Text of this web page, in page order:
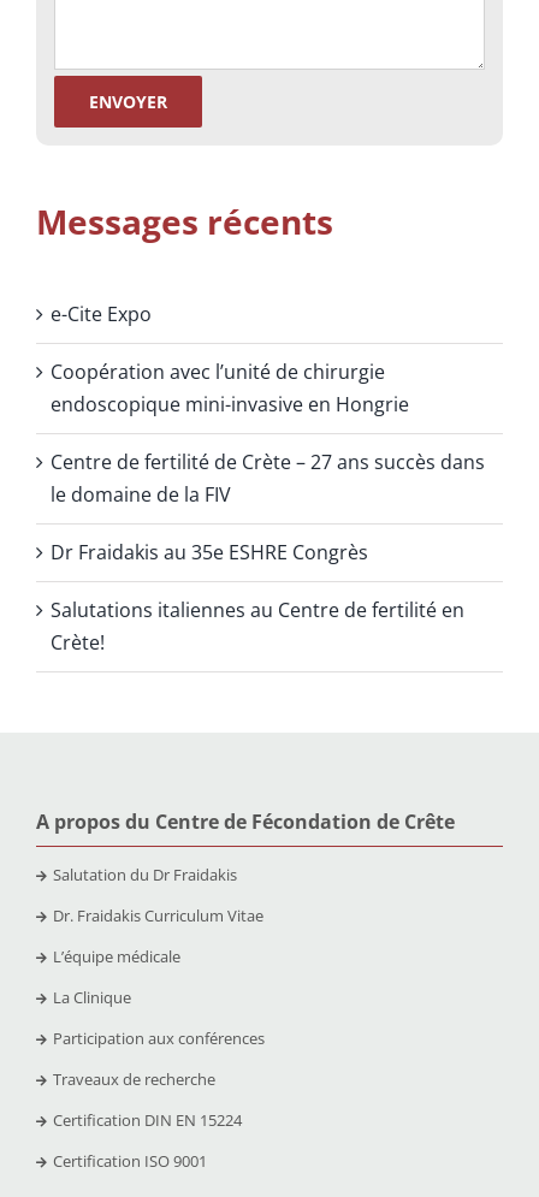
Messages récents
e-Cite Expo
Coopération avec l’unité de chirurgie
endoscopique mini-invasive en Hongrie
Centre de fertilité de Crète – 27 ans succès dans
le domaine de la FIV
Dr Fraidakis au 35e ESHRE Congrès
Salutations italiennes au Centre de fertilité en
Crète!
A propos du Centre de Fécondation de Crête
Salutation du Dr Fraidakis
Dr. Fraidakis Curriculum Vitae
L’équipe médicale
La Clinique
Participation aux conférences
Traveaux de recherche
Certification DIN EN 15224
Certification ISO 9001